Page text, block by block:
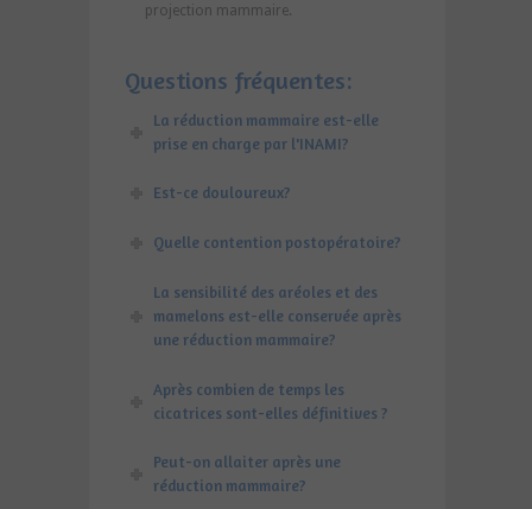
projection mammaire.
Questions fréquentes:
La réduction mammaire est-elle
prise en charge par l'INAMI?
Est-ce douloureux?
Quelle contention postopératoire?
La sensibilité des aréoles et des
mamelons est-elle conservée après
une réduction mammaire?
Après combien de temps les
cicatrices sont-elles définitives ?
Peut-on allaiter après une
réduction mammaire?